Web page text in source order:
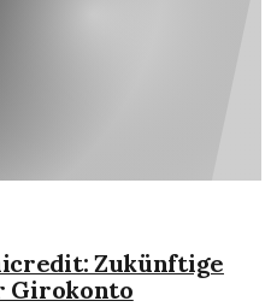
Zukünftige
Girokonto